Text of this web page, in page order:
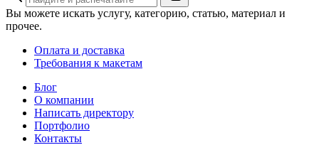
Вы можете искать услугу, категорию, статью, материал и
прочее.
Оплата и доставка
Требования к макетам
Блог
О компании
Написать директору
Портфолио
Контакты